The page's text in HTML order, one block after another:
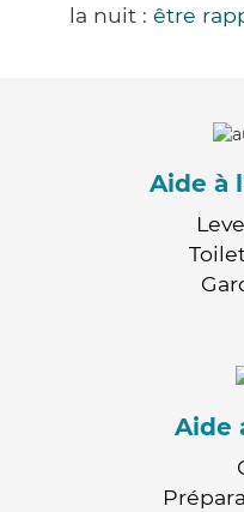
la nuit : être
Aide à
Aide